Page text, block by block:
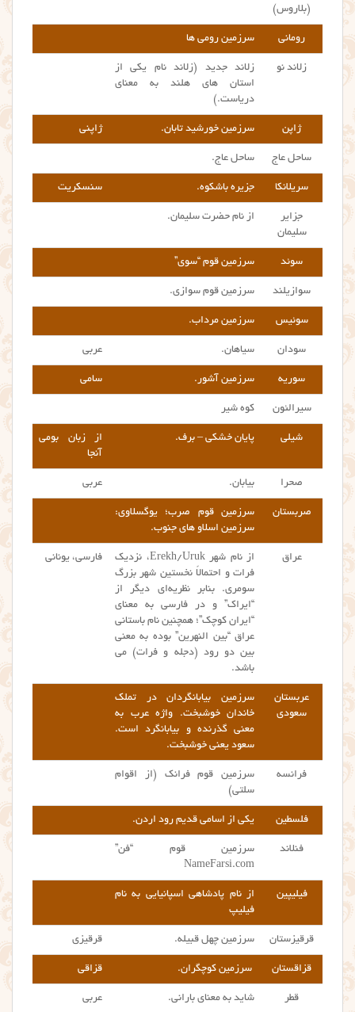
(بلاروس)
رومانی سرزمین رومی ها
زلاند نو
زلاند جدید (زلاند نام یکی از
استان های هلند به معنای
دریاست.)
ژاپن سرزمین خورشید تابان. ژاپنی
ساحل عاج ساحل عاج.
سریلانکا جزیره باشکوه. سنسکریت
جزایر
سلیمان
از نام حضرت سلیمان.
سوئد سرزمین قوم “سوی”
سوازیلند سرزمین قوم سوازی.
سوئیس سرزمین مرداب.
سودان سیاهان. عربی
سوریه سرزمین آشور. سامی
سیرالئون کوه شیر
شیلی پایان خشکی – برف.
از زبان بومی
آنجا
صحرا بیابان. عربی
صربستان
سرزمین قوم صرب؛ یوگسلاوی:
سرزمین اسلاو های جنوب.
عراق
از نام شهر Erekh/Uruk، نزدیک
فرات و احتمالاً نخستین شهر بزرگ
سومری. بنابر نظریه‌ای دیگر از
“ایراک” و در فارسی به معنای
“ایران کوچک”؛ همچنین نام باستانی
عراق “بین النهرین” بوده به معنی
بین دو رود (دجله و فرات) می
باشد.
فارسی، یونانی
عربستان
سعودی
سرزمین بیابانگردان در تملک
خاندان خوشبخت. واژه عرب به
معنی گذرنده و بیابانگرد است.
سعود یعنی خوشبخت.
فرانسه
سرزمین قوم فرانک (از اقوام
سلتی)
فلسطین یکی از اسامی قدیم رود اردن.
فنلاند
سرزمین قوم “فن”
NameFarsi.com
فیلیپین
از نام پادشاهی اسپانیایی به نام
فیلیپ
قرقیزستان سرزمین چهل قبیله. قرقیزی
قزاقستان سرزمین کوچگران. قزاقی
قطر شاید به معنای بارانی. عربی